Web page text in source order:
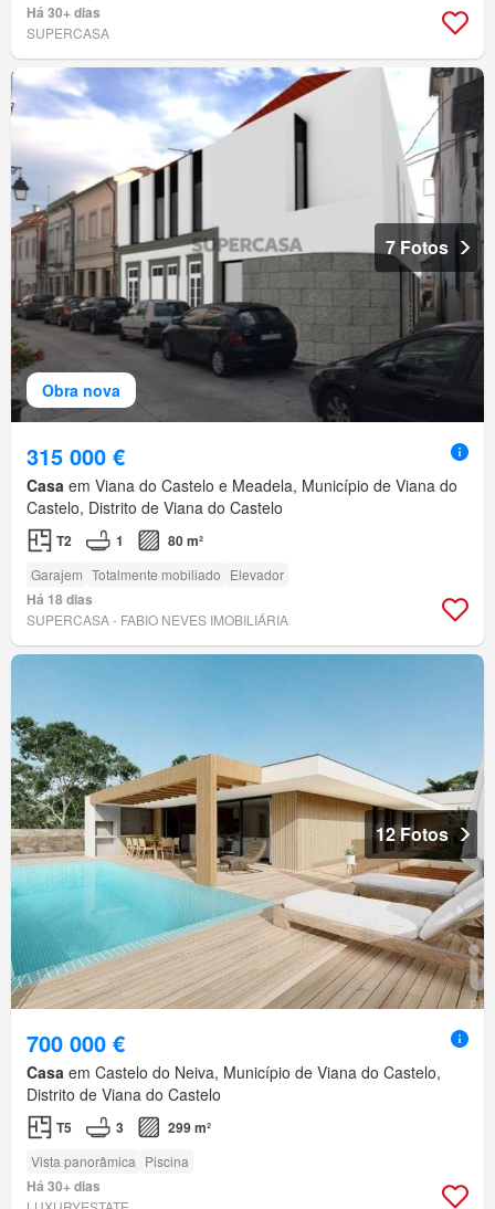
Há 30+ dias
SUPERCASA
Obra nova
7 Fotos
315 000 €
Casa em Viana do Castelo e Meadela, Município de Viana do
Castelo, Distrito de Viana do Castelo
T2 1 80 m²
Garajem Totalmente mobiliado Elevador
Há 18 dias
SUPERCASA - FABIO NEVES IMOBILIÁRIA
12 Fotos
700 000 €
Casa em Castelo do Neiva, Município de Viana do Castelo,
Distrito de Viana do Castelo
T5 3 299 m²
Vista panorâmica Piscina
Há 30+ dias